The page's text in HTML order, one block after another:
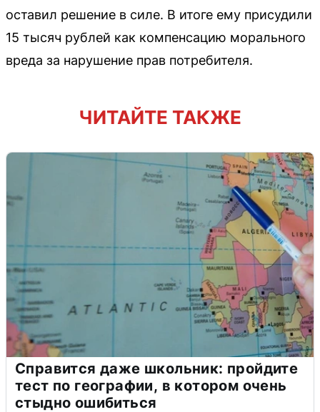
оставил решение в силе. В итоге ему присудили
15 тысяч рублей как компенсацию морального
вреда за нарушение прав потребителя.
ЧИТАЙТЕ ТАКЖЕ
Справится даже школьник: пройдите
тест по географии, в котором очень
стыдно ошибиться